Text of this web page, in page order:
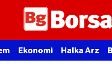
Ekonomi Halka Arz